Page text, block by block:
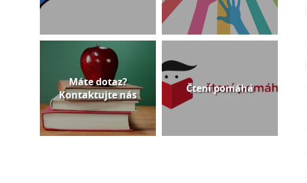
Máte dotaz?
Kontaktujte nás
Čtení pomáhá